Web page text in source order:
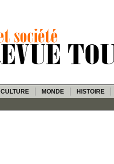
CULTURE MONDE HISTOIRE